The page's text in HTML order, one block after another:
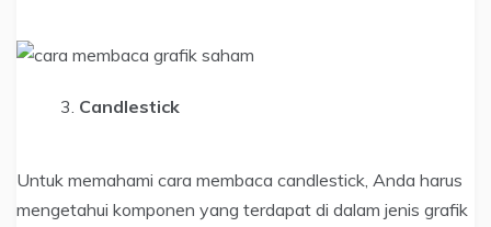
Candlestick
Untuk memahami cara membaca candlestick, Anda harus
mengetahui komponen yang terdapat di dalam jenis grafik